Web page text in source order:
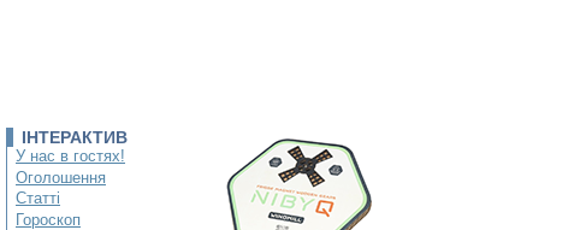
ІНТЕРАКТИВ
У нас в гостях!
Оголошення
Статті
Гороскоп